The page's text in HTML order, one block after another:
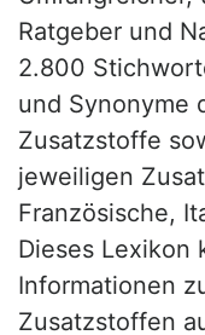
Ratgeber und
2.800
und Synonyme
Zusatzstoffe
jeweiligen
Französische,
Dieses Lexikon
Informationen
Zusatzstoffen